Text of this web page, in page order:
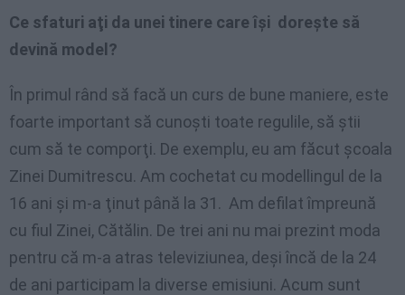
Ce sfaturi aţi da unei tinere care îşi doreşte să
devină model?
În primul rând să facă un curs de bune maniere, este
foarte important să cunoşti toate regulile, să ştii
cum să te comporţi. De exemplu, eu am făcut şcoala
Zinei Dumitrescu. Am cochetat cu modellingul de la
16 ani şi m-a ţinut până la 31. Am defilat împreună
cu fiul Zinei, Cătălin. De trei ani nu mai prezint moda
pentru că m-a atras televiziunea, deşi încă de la 24
de ani participam la diverse emisiuni. Acum sunt